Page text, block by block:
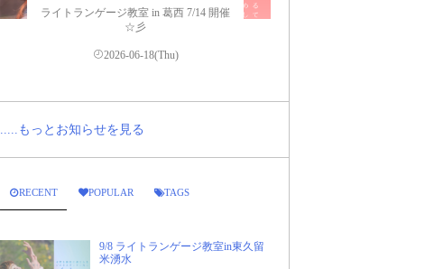
ライトランゲージ教室 in 葛西 7/14 開催
☆彡
2026-06-18(Thu)
.....もっとお知らせを見る
RECENT POPULAR TAGS
9/8 ライトランゲージ教室in東久留
米湧水